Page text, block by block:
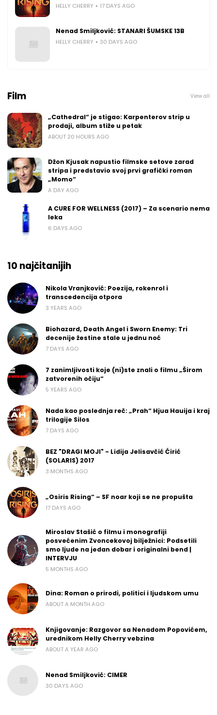
HELLY CHERRY 17 DAYS AGO
Nenad Smiljković: STANARI ŠUMSKE 13B
HELLY CHERRY 30 DAYS AGO
Film View all
„Cathedral“ je stigao: Karpenterov strip u
prodaji, album stiže u petak
ABOUT 20 HOURS AGO
Džon Kjusak napustio filmske setove zarad
stripa i predstavio svoj prvi grafički roman
„Momo“
A DAY AGO
A CURE FOR WELLNESS (2017) – Za scenario nema
leka
6 DAYS AGO
10 najčitanijih
Nikola Vranjković: Poezija, rokenrol i
transcedencija otpora
3 YEARS AGO
Biohazard, Death Angel i Sworn Enemy: Tri
decenije žestine stale u jednu noć
7 DAYS AGO
7 zanimljivosti koje (ni)ste znali o filmu „Širom
zatvorenih očiju“
5 YEARS AGO
Nada kao poslednja reč: „Prah“ Hjua Hauija i kraj
trilogije Silos
7 DAYS AGO
BEZ "DRAGI MOJI" - Lidija Jelisavčić Ćirić
(SOLARIS) 2017
3 MONTHS AGO
„Osiris Rising“ – SF noar koji se ne propušta
17 DAYS AGO
Miroslav Stašić o filmu i monografiji
posvećenim Zvoncekovoj bilježnici: Podsetili
smo ljude na jedan dobar i originalni bend |
INTERVJU
5 MONTHS AGO
Dina: Roman o prirodi, politici i ljudskom umu
ABOUT A MONTH AGO
Knjigovanje: Razgovor sa Nenadom Popovićem,
urednikom Helly Cherry vebzina
ABOUT A YEAR AGO
Nenad Smiljković: CIMER
30 DAYS AGO